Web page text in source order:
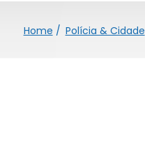
Home / Polícia & Cidade